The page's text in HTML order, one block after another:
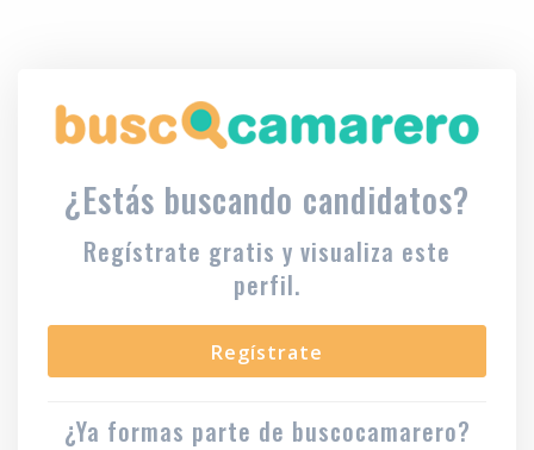
¿Estás buscando candidatos?
Regístrate gratis y visualiza este
perfil.
Regístrate
¿Ya formas parte de buscocamarero?